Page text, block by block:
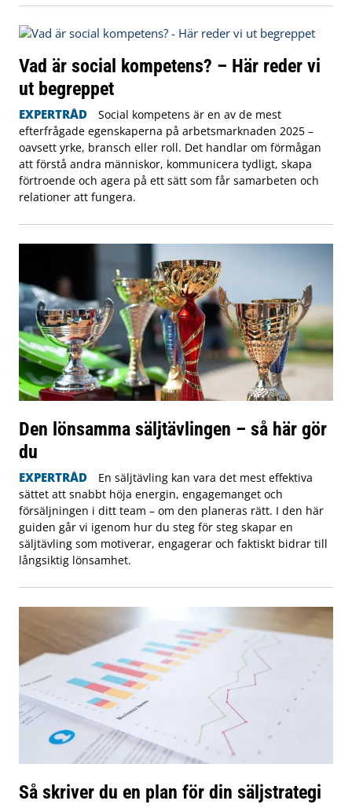
Vad är social kompetens? – Här reder vi
ut begreppet
EXPERTRÅD
Social kompetens är en av de mest
efterfrågade egenskaperna på arbetsmarknaden 2025 –
oavsett yrke, bransch eller roll. Det handlar om förmågan
att förstå andra människor, kommunicera tydligt, skapa
förtroende och agera på ett sätt som får samarbeten och
relationer att fungera.
Den lönsamma säljtävlingen – så här gör
du
EXPERTRÅD
En säljtävling kan vara det mest effektiva
sättet att snabbt höja energin, engagemanget och
försäljningen i ditt team – om den planeras rätt. I den här
guiden går vi igenom hur du steg för steg skapar en
säljtävling som motiverar, engagerar och faktiskt bidrar till
långsiktig lönsamhet.
Så skriver du en plan för din säljstrategi